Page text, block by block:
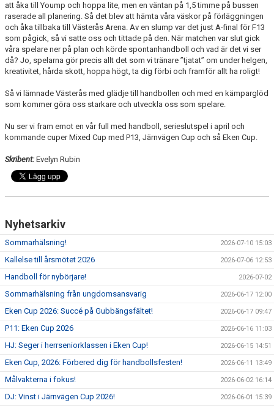
att åka till Yoump och hoppa lite, men en väntan på 1,5 timme på bussen
raserade all planering. Så det blev att hämta våra väskor på förläggningen
och åka tillbaka till Västerås Arena. Av en slump var det just A-final för F13
som pågick, så vi satte oss och tittade på den. När matchen var slut gick
våra spelare ner på plan och körde spontanhandboll och vad är det vi ser
då? Jo, spelarna gör precis allt det som vi tränare ”tjatat” om under helgen,
kreativitet, hårda skott, hoppa högt, ta dig förbi och framför allt ha roligt!
Så vi lämnade Västerås med glädje till handbollen och med en kämparglöd
som kommer göra oss starkare och utveckla oss som spelare.
Nu ser vi fram emot en vår full med handboll, serieslutspel i april och
kommande cuper Mixed Cup med P13, Järnvägen Cup och så Eken Cup.
Skribent: Evelyn Rubin
Nyhetsarkiv
Sommarhälsning! 2026-07-10 15:03
Kallelse till årsmötet 2026 2026-07-06 12:53
Handboll för nybörjare! 2026-07-02
Sommarhälsning från ungdomsansvarig 2026-06-17 12:00
Eken Cup 2026: Succé på Gubbängsfältet! 2026-06-17 09:47
P11: Eken Cup 2026 2026-06-16 11:03
HJ: Seger i herrseniorklassen i Eken Cup! 2026-06-15 14:51
Eken Cup, 2026: Förbered dig för handbollsfesten! 2026-06-11 13:49
Målvakterna i fokus! 2026-06-02 16:14
DJ: Vinst i Järnvägen Cup 2026! 2026-06-01 15:39